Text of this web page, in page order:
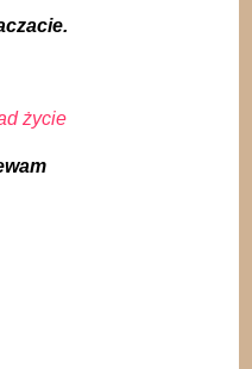
życie